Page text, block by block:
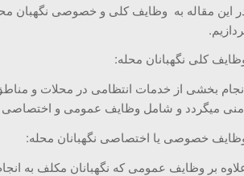
این مقاله به وظایف کلی و خصوصی نگهبان
کلی نگهبانان محله:
بخشی از خدمات انتظامی در محلات و
میگردد و شامل وظایف عمومی و اختصاصی
خصوصی یا اختصاصی نگهبانان محله:
بر وظایف عمومی که نگهبانان مکلف به